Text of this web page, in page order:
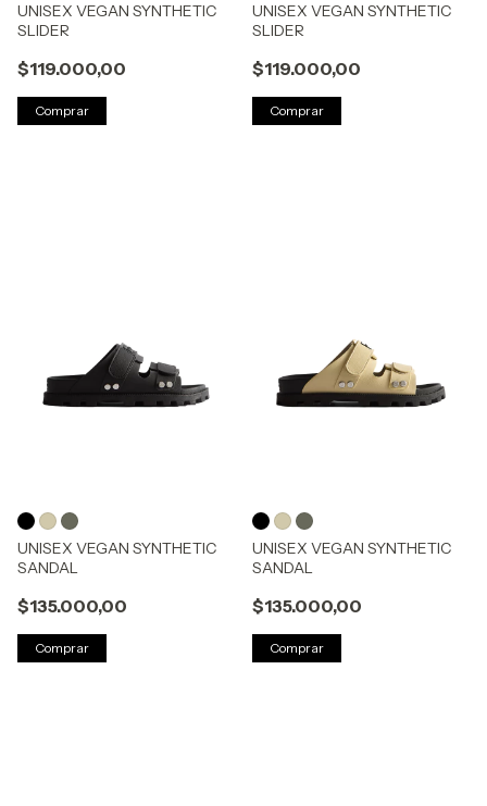
UNISEX VEGAN SYNTHETIC
SLIDER
$119.000,00
Comprar
UNISEX VEGAN SYNTHETIC
SLIDER
$119.000,00
Comprar
UNISEX VEGAN SYNTHETIC
SANDAL
$135.000,00
Comprar
UNISEX VEGAN SYNTHETIC
SANDAL
$135.000,00
Comprar